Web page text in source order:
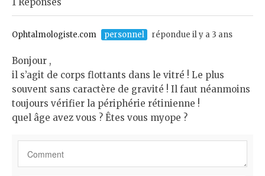
e
n
t
Ophtalmologiste.com personnel répondue il y a 3 ans
Bonjour ,
il s’agit de corps flottants dans le vitré ! Le plus
souvent sans caractère de gravité ! Il faut néanmoins
toujours vérifier la périphérie rétinienne !
quel âge avez vous ? Êtes vous myope ?